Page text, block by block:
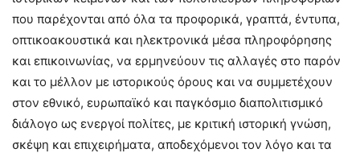
που παρέχονται από όλα τα προφορικά, γραπτά, έντυπα,
οπτικοακουστικά και ηλεκτρονικά μέσα πληροφόρησης
και επικοινωνίας, να ερμηνεύουν τις αλλαγές στο παρόν
και το μέλλον με ιστορικούς όρους και να συμμετέχουν
στον εθνικό, ευρωπαϊκό και παγκόσμιο διαπολιτισμικό
διάλογο ως ενεργοί πολίτες, με κριτική ιστορική γνώση,
σκέψη και επιχειρήματα, αποδεχόμενοι τον λόγο και τα